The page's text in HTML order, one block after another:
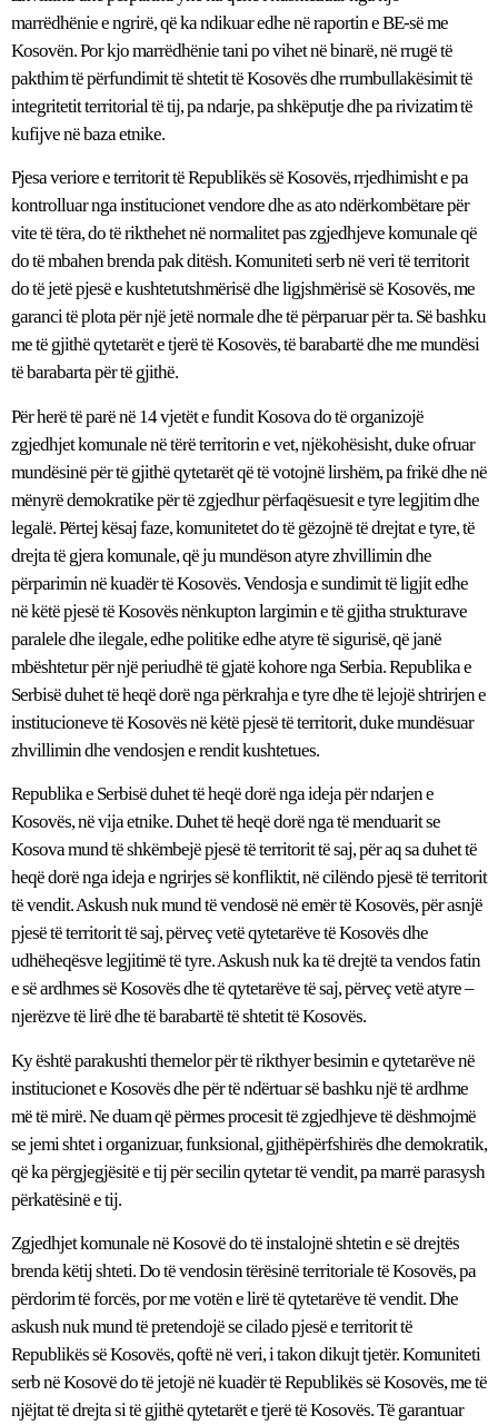
marrëdhënie e ngrirë, që ka ndikuar edhe në raportin e BE-së me
Kosovën. Por kjo marrëdhënie tani po vihet në binarë, në rrugë të
pakthim të përfundimit të shtetit të Kosovës dhe rrumbullakësimit të
integritetit territorial të tij, pa ndarje, pa shkëputje dhe pa rivizatim të
kufijve në baza etnike.
Pjesa veriore e territorit të Republikës së Kosovës, rrjedhimisht e pa
kontrolluar nga institucionet vendore dhe as ato ndërkombëtare për
vite të tëra, do të rikthehet në normalitet pas zgjedhjeve komunale që
do të mbahen brenda pak ditësh. Komuniteti serb në veri të territorit
do të jetë pjesë e kushtetutshmërisë dhe ligjshmërisë së Kosovës, me
garanci të plota për një jetë normale dhe të përparuar për ta. Së bashku
me të gjithë qytetarët e tjerë të Kosovës, të barabartë dhe me mundësi
të barabarta për të gjithë.
Për herë të parë në 14 vjetët e fundit Kosova do të organizojë
zgjedhjet komunale në tërë territorin e vet, njëkohësisht, duke ofruar
mundësinë për të gjithë qytetarët që të votojnë lirshëm, pa frikë dhe në
mënyrë demokratike për të zgjedhur përfaqësuesit e tyre legjitim dhe
legalë. Përtej kësaj faze, komunitetet do të gëzojnë të drejtat e tyre, të
drejta të gjera komunale, që ju mundëson atyre zhvillimin dhe
përparimin në kuadër të Kosovës. Vendosja e sundimit të ligjit edhe
në këtë pjesë të Kosovës nënkupton largimin e të gjitha strukturave
paralele dhe ilegale, edhe politike edhe atyre të sigurisë, që janë
mbështetur për një periudhë të gjatë kohore nga Serbia. Republika e
Serbisë duhet të heqë dorë nga përkrahja e tyre dhe të lejojë shtrirjen e
institucioneve të Kosovës në këtë pjesë të territorit, duke mundësuar
zhvillimin dhe vendosjen e rendit kushtetues.
Republika e Serbisë duhet të heqë dorë nga ideja për ndarjen e
Kosovës, në vija etnike. Duhet të heqë dorë nga të menduarit se
Kosova mund të shkëmbejë pjesë të territorit të saj, për aq sa duhet të
heqë dorë nga ideja e ngrirjes së konfliktit, në cilëndo pjesë të territorit
të vendit. Askush nuk mund të vendosë në emër të Kosovës, për asnjë
pjesë të territorit të saj, përveç vetë qytetarëve të Kosovës dhe
udhëheqësve legjitimë të tyre. Askush nuk ka të drejtë ta vendos fatin
e së ardhmes së Kosovës dhe të qytetarëve të saj, përveç vetë atyre –
njerëzve të lirë dhe të barabartë të shtetit të Kosovës.
Ky është parakushti themelor për të rikthyer besimin e qytetarëve në
institucionet e Kosovës dhe për të ndërtuar së bashku një të ardhme
më të mirë. Ne duam që përmes procesit të zgjedhjeve të dëshmojmë
se jemi shtet i organizuar, funksional, gjithëpërfshirës dhe demokratik,
që ka përgjegjësitë e tij për secilin qytetar të vendit, pa marrë parasysh
përkatësinë e tij.
Zgjedhjet komunale në Kosovë do të instalojnë shtetin e së drejtës
brenda këtij shteti. Do të vendosin tërësinë territoriale të Kosovës, pa
përdorim të forcës, por me votën e lirë të qytetarëve të vendit. Dhe
askush nuk mund të pretendojë se cilado pjesë e territorit të
Republikës së Kosovës, qoftë në veri, i takon dikujt tjetër. Komuniteti
serb në Kosovë do të jetojë në kuadër të Republikës së Kosovës, me të
njëjtat të drejta si të gjithë qytetarët e tjerë të Kosovës. Të garantuar